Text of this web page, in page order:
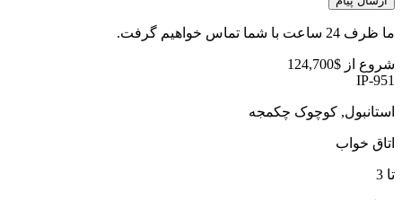
ما ظرف 24 ساعت با شما تماس خواهیم گرفت.
شروع از $124,700
IP-951
استانبول, کوچوک چکمجه
اتاق خواب
تا 3